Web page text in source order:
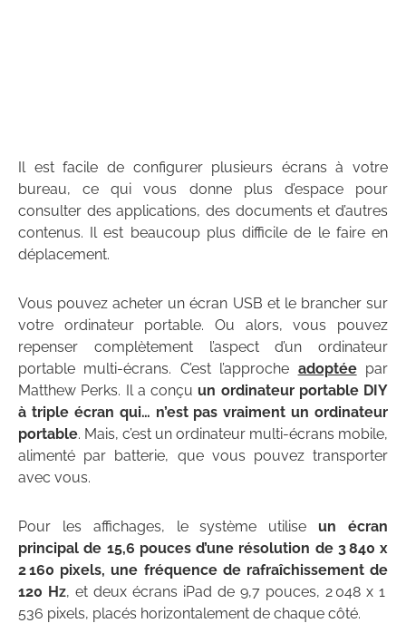
Il est facile de configurer plusieurs écrans à votre
bureau, ce qui vous donne plus d’espace pour
consulter des applications, des documents et d’autres
contenus. Il est beaucoup plus difficile de le faire en
déplacement.
Vous pouvez acheter un écran USB et le brancher sur
votre ordinateur portable. Ou alors, vous pouvez
repenser complètement l’aspect d’un ordinateur
portable multi-écrans. C’est l’approche adoptéepar
Matthew Perks. Il a conçu un ordinateur portable DIY
à triple écran qui… n’est pas vraiment un ordinateur
portable. Mais, c’est un ordinateur multi-écrans mobile,
alimenté par batterie, que vous pouvez transporter
avec vous.
Pour les affichages, le système utilise un écran
principal de 15,6 pouces d’une résolution de 3 840 x
2 160 pixels, une fréquence de rafraîchissement de
120 Hz, et deux écrans iPad de 9,7 pouces, 2 048 x 1
536 pixels, placés horizontalement de chaque côté.